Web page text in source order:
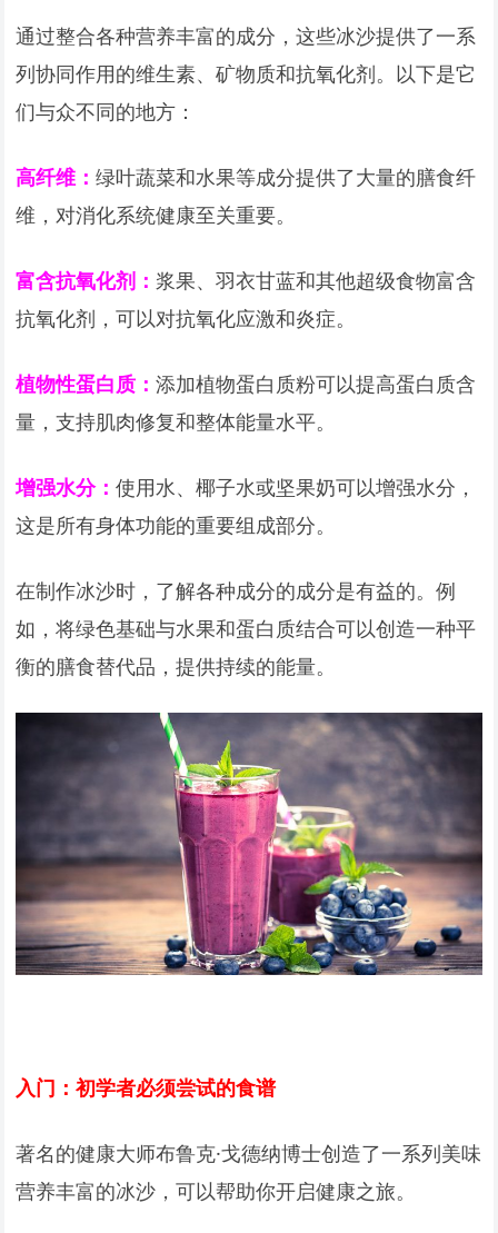
通过整合各种营养丰富的成分，这些冰沙提供了一系
列协同作用的维生素、矿物质和抗氧化剂。以下是它
们与众不同的地方：
高纤维：绿叶蔬菜和水果等成分提供了大量的膳食纤
维，对消化系统健康至关重要。
富含抗氧化剂： 浆果、羽衣甘蓝和其他超级食物富含
抗氧化剂，可以对抗氧化应激和炎症。
植物性蛋白质：添加植物蛋白质粉可以提高蛋白质含
量，支持肌肉修复和整体能量水平。
增强水分：使用水、椰子水或坚果奶可以增强水分，
这是所有身体功能的重要组成部分。
在制作冰沙时，了解各种成分的成分是有益的。例
如，将绿色基础与水果和蛋白质结合可以创造一种平
衡的膳食替代品，提供持续的能量。
入门：初学者必须尝试的食谱
著名的健康大师布鲁克·戈德纳博士创造了一系列美味
营养丰富的冰沙，可以帮助你开启健康之旅。